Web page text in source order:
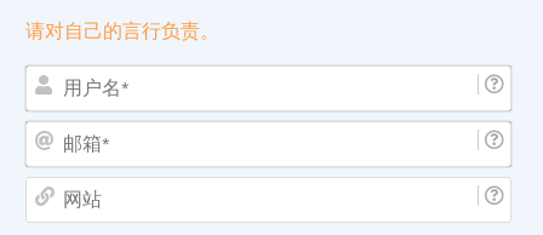
请对自己的言行负责。
名
*